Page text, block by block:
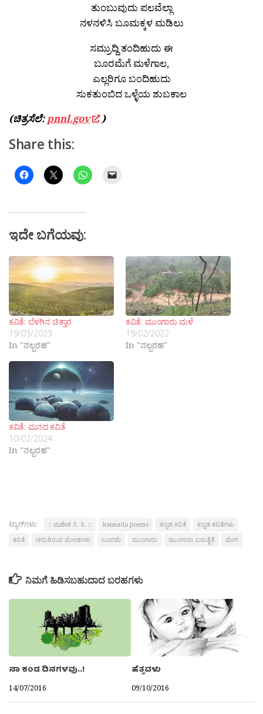
ತುಂಬುವುದು ಪಲವೆಲ್ಲಾ
ನಳನಳಿಸಿ ಬೂಮಕ್ಕಳ ಮಡಿಲು
ಸಮ್ರುದ್ದಿ ತಂದಿಹುದು ಈ
ಬೂರಮೆಗೆ ಮಳೆಗಾಲ,
ಎಲ್ಲರಿಗೂ ಬಂದಿಹುದು
ಸುಕತುಂಬಿದ ಒಳ್ಳೆಯ ಶುಬಕಾಲ
(ಚಿತ್ರಸೆಲೆ:pnnl.gov )
Share this:
ಇದೇ ಬಗೆಯವು:
ಕವಿತೆ: ಬೆಳಗಿನ ಚಿತ್ತಾರ
19/03/2023
In "ನಲ್ಬರಹ"
ಕವಿತೆ: ಮುಂಗಾರು ಮಳೆ
19/02/2022
In "ನಲ್ಬರಹ"
ಕವಿತೆ: ಮನದ ಕವಿತೆ
10/02/2024
In "ನಲ್ಬರಹ"
ಟ್ಯಾಗ್‌ಗಳು: :: ಮಹೇಶ ಸಿ. ಸಿ. :: kannada poems ಕನ್ನಡ ಕವಿತೆ
ಕನ್ನಡ ಕವಿತೆಗಳು
ಕವಿತೆ
ಚದುರಿರುವ ಮೋಡಗಳು ಬೂರಮೆ ಮುಂಗಾರು ಮುಂಗಾರು ಬರುತೈತೆ ಮೇಗ
ನಿಮಗೆ ಹಿಡಿಸಬಹುದಾದ ಬರಹಗಳು
ನಾ ಕಂಡ ದಿನಗಳವು..!
14/07/2016
ಹೆತ್ತವಳು
09/10/2016